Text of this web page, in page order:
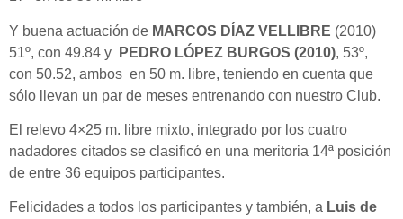
Y buena actuación de MARCOS DÍAZ VELLIBRE (2010)
51º, con 49.84 y
PEDRO LÓPEZ BURGOS (2010), 53º,
con 50.52, ambos en 50 m. libre, teniendo en cuenta que
sólo llevan un par de meses entrenando con nuestro Club.
El relevo 4×25 m. libre mixto, integrado por los cuatro
nadadores citados se clasificó en una meritoria 14ª posición
de entre 36 equipos participantes.
Felicidades a todos los participantes y también, a Luis de